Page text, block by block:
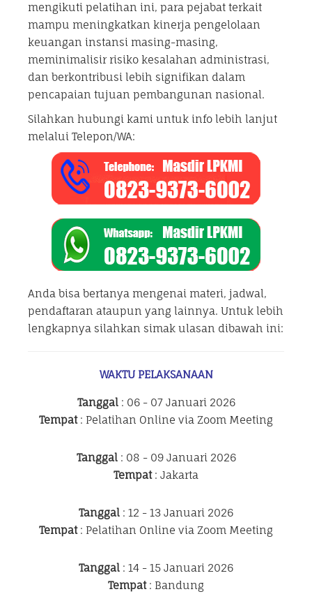
mengikuti pelatihan ini, para pejabat terkait
mampu meningkatkan kinerja pengelolaan
keuangan instansi masing-masing,
meminimalisir risiko kesalahan administrasi,
dan berkontribusi lebih signifikan dalam
pencapaian tujuan pembangunan nasional.
Silahkan hubungi kami untuk info lebih lanjut
melalui Telepon/WA:
Anda bisa bertanya mengenai materi, jadwal,
pendaftaran ataupun yang lainnya. Untuk lebih
lengkapnya silahkan simak ulasan dibawah ini:
WAKTU PELAKSANAAN
Tanggal: 06 - 07 Januari 2026
Tempat: Pelatihan Online via Zoom Meeting
Tanggal: 08 - 09 Januari 2026
Tempat: Jakarta
Tanggal : 12 - 13 Januari 2026
Tempat: Pelatihan Online via Zoom Meeting
Tanggal : 14 - 15 Januari 2026
Tempat: Bandung